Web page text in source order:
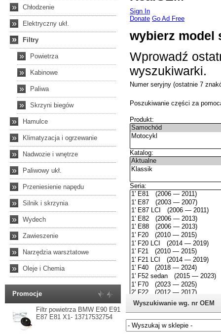
» Chłodzenie
» Elektryczny ukł.
» Filtry
» Powietrza
» Kabinowe
» Paliwa
» Skrzyni biegów
» Hamulce
» Klimatyzacja i ogrzewanie
» Nadwozie i wnętrze
» Paliwowy ukł.
» Przeniesienie napędu
» Silnik i skrzynia
» Wydech
» Zawieszenie
» Narzędzia warsztatowe
» Oleje i Chemia
Promocje
Filtr powietrza BMW E90 E91
E87 E81 X1- 13717532754
Wyszukiwanie wg. nr OEM